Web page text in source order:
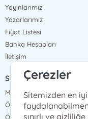
Yayınlarımız
Yazarlarımız
Fiyat Listesi
Banka Hesapları
İletişim
SÖZLEŞMELER
Mesafeli Satış Sözleşmesi
Ön Bilgilendirme Formu
Ödeme ve Teslimat
Çerezler
Sitemizden en
sınırlı ve